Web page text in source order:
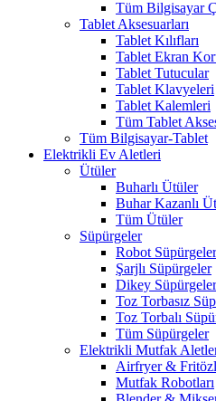
Tüm Bilgisayar
Tablet Aksesuarları
Tablet Kılıfları
Tablet Ekran
Tablet Tutucular
Tablet Klavyeleri
Tablet Kalemleri
Tüm Tablet
Tüm Bilgisayar-Tablet
Elektrikli Ev Aletleri
Ütüler
Buharlı Ütüler
Buhar Kazanlı
Tüm Ütüler
Süpürgeler
Robot Süpürgeler
Şarjlı Süpürgeler
Dikey Süpürgeler
Toz Torbasız
Toz Torbalı
Tüm Süpürgeler
Elektrikli Mutfak
Airfryer &
Mutfak Robotları